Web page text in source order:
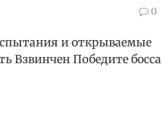
0
и открываемые
Взвинчен Победите босса